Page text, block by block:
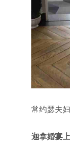
常约瑟夫妇
迦拿婚宴